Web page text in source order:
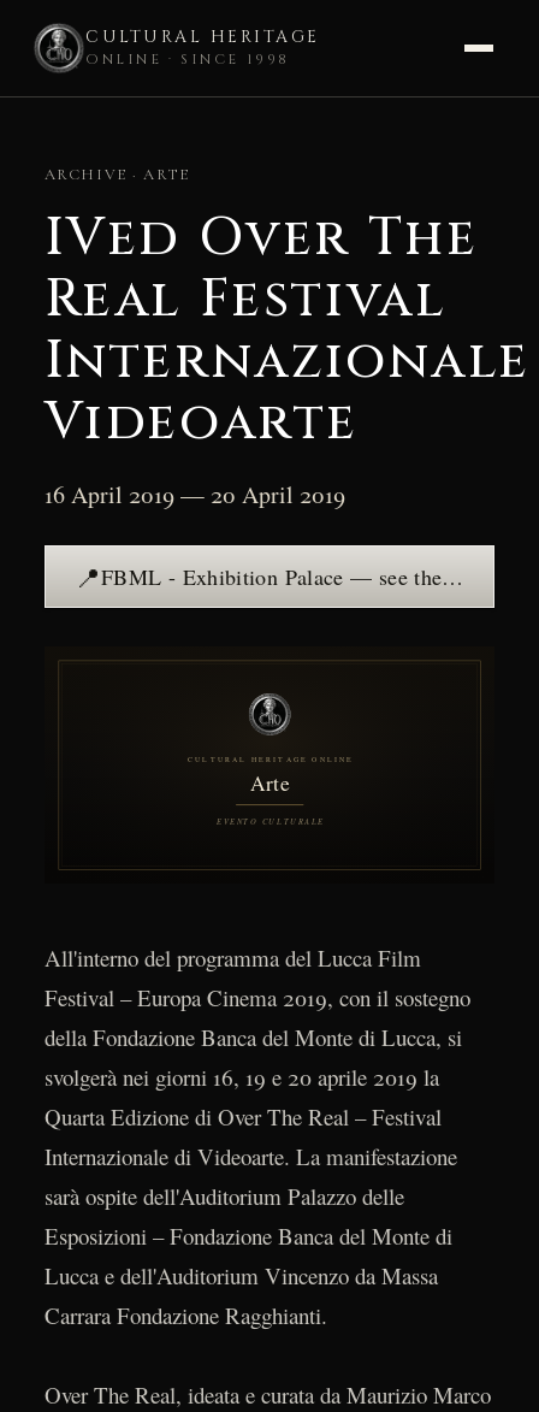
CULTURAL HERITAGE
ONLINE · SINCE 1998
contentARCHIVE · ARTE
IVed Over The
Real Festival
Internazionale
Videoarte
16 April 2019 — 20 April 2019
📍 FBML - Exhibition Palace — see the place →
All'interno del programma del Lucca Film
Festival – Europa Cinema 2019, con il sostegno
della Fondazione Banca del Monte di Lucca, si
svolgerà nei giorni 16, 19 e 20 aprile 2019 la
Quarta Edizione di Over The Real – Festival
Internazionale di Videoarte. La manifestazione
sarà ospite dell'Auditorium Palazzo delle
Esposizioni – Fondazione Banca del Monte di
Lucca e dell'Auditorium Vincenzo da Massa
Carrara Fondazione Ragghianti.
Over The Real, ideata e curata da Maurizio Marco